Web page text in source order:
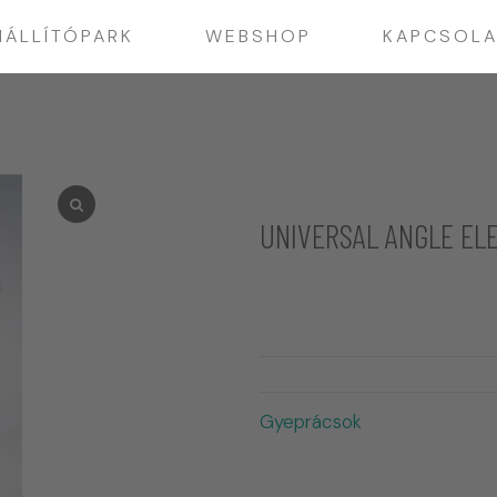
WEBSHOP
UNIVERSAL ANGLE
Gyeprácsok